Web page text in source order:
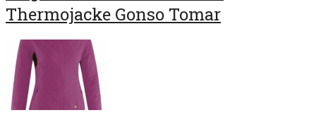
Thermojacke Gonso Tomar